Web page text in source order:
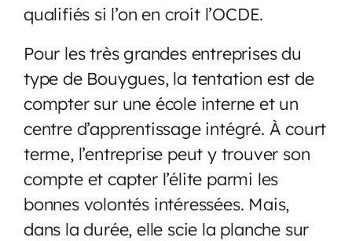
qualifiés si l’on en croit l’OCDE.
Pour les très grandes entreprises du
type de Bouygues, la tentation est de
compter sur une école interne et un
centre d’apprentissage intégré. À court
terme, l’entreprise peut y trouver son
compte et capter l’élite parmi les
bonnes volontés intéressées. Mais,
dans la durée, elle scie la planche sur